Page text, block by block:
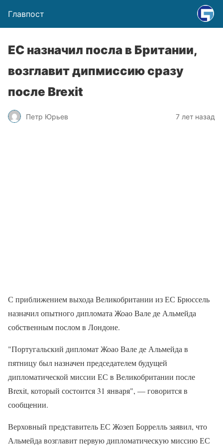
Главпост
ЕС назначил посла в Британии,
возглавит дипмиссию сразу
после Brexit
Петр Юрьев 7 лет назад
С приближением выхода Великобритании из ЕС Брюссель
назначил опытного дипломата Жоао Вале де Альмейда
собственным послом в Лондоне.
"Португальский дипломат Жоао Вале де Альмейда в
пятницу был назначен председателем будущей
дипломатической миссии ЕС в Великобритании после
Brexit, который состоится 31 января", — говорится в
сообщении.
Верховный представитель ЕС Жозеп Боррелль заявил, что
Альмейда возглавит первую дипломатическую миссию ЕС